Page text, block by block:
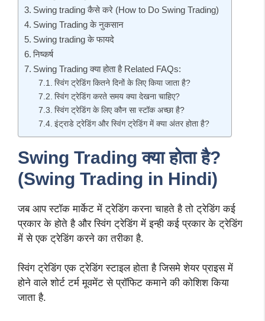
Swing trading कैसे करे (How to Do Swing Trading)
Swing Trading के नुकसान
Swing trading के फायदे
निष्कर्ष
Swing Trading क्या होता है Related FAQs:
स्विंग ट्रेडिंग कितने दिनों के लिए किया जाता है?
स्विंग ट्रेडिंग करते समय क्या देखना चाहिए?
स्विंग ट्रेडिंग के लिए कौन सा स्टॉक अच्छा है?
इंट्राडे ट्रेडिंग और स्विंग ट्रेडिंग में क्या अंतर होता है?
Swing Trading क्या होता है?
(Swing Trading in Hindi)
जब आप स्टॉक मार्केट में ट्रेडिंग करना चाहते है तो ट्रेडिंग कई
प्रकार के होते है और स्विंग ट्रेडिंग में इन्ही कई प्रकार के ट्रेडिंग
में से एक ट्रेडिंग करने का तरीका है.
स्विंग ट्रेडिंग एक ट्रेडिंग स्टाइल होता है जिसमे शेयर प्राइस में
होने वाले शोर्ट टर्म मूवमेंट से प्रॉफिट कमाने की कोशिश किया
जाता है.